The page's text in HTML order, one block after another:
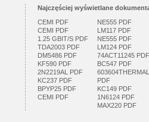
Najczęściej wyświetlane
CEMI PDF
CEMI PDF
1.25 GBIT/S PDF
TDA2003 PDF
DM5486 PDF
KF590 PDF
2N2219AL PDF
KC237 PDF
BPYP25 PDF
CEMI PDF
NE555 PDF
LM117 PDF
NE555 PDF
LM124 PDF
74ACT11245 PDF
BC547 PDF
603604THERMAL
PDF
KC149 PDF
1N6124 PDF
MAX220 PDF